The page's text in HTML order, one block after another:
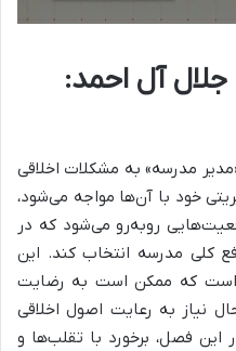
5 کتاب جلال آل احمد:
مدرسه» به مشکلات اخلاقی
خود با آن‌ها مواجه می‌شود،
روبه‌رو می‌شود که در
کلی مدرسه انتخاب کند. این
که ممکن است به رضایت
نیاز به رعایت اصول اخلاقی
این فصل، برخورد با تقلب‌ها و